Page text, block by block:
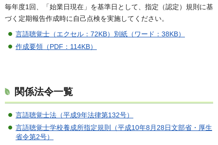
毎年度1回、「始業日現在」を基準日として、指定（認定）規則に基
づく定期報告作成時に自己点検を実施してください。
言語聴覚士（エクセル：72KB） 別紙（ワード：38KB）
作成要領（PDF：114KB）
関係法令一覧
言語聴覚士法（平成9年法律第132号）
言語聴覚士学校養成所指定規則（平成10年8月28日文部省・厚生
省令第2号）